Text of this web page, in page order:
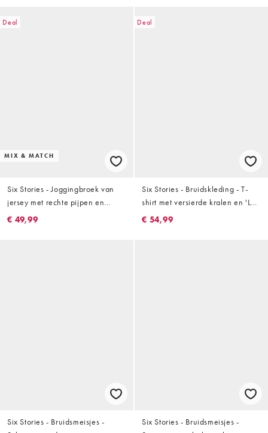
Deal
MIX & MATCH
Six Stories - Joggingbroek van
jersey met rechte pijpen en
'Romantic Material'-motief in
€ 49,99
Deal
Six Stories - Bruidskleding - T-
shirt met versierde kralen en 'Last
Toast on the Coast'-print in wit
€ 54,99
Six Stories - Bruidsmeisjes -
Six Stories - Bruidsmeisjes -